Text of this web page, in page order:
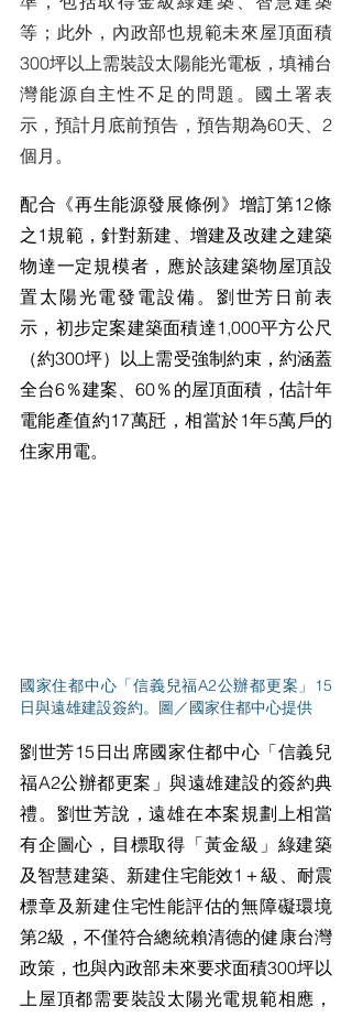
等；此外，內政部也規範未來屋頂面積
300坪以上需裝設太陽能光電板，填補台
灣能源自主性不足的問題。國土署表
示，預計月底前預告，預告期為60天、2
個月。
配合《再生能源發展條例》增訂第12條
之1規範，針對新建、增建及改建之建築
物達一定規模者，應於該建築物屋頂設
置太陽光電發電設備。劉世芳日前表
示，初步定案建築面積達1,000平方公尺
（約300坪）以上需受強制約束，約涵蓋
全台6％建案、60％的屋頂面積，估計年
電能產值約17萬瓩，相當於1年5萬戶的
住家用電。
國家住都中心「信義兒福A2公辦都更案」15
日與遠雄建設簽約。圖／國家住都中心提供
劉世芳15日出席國家住都中心「信義兒
福A2公辦都更案」與遠雄建設的簽約典
禮。劉世芳說，遠雄在本案規劃上相當
有企圖心，目標取得「黃金級」綠建築
及智慧建築、新建住宅能效1＋級、耐震
標章及新建住宅性能評估的無障礙環境
第2級，不僅符合總統賴清德的健康台灣
政策，也與內政部未來要求面積300坪以
上屋頂都需要裝設太陽光電規範相應，